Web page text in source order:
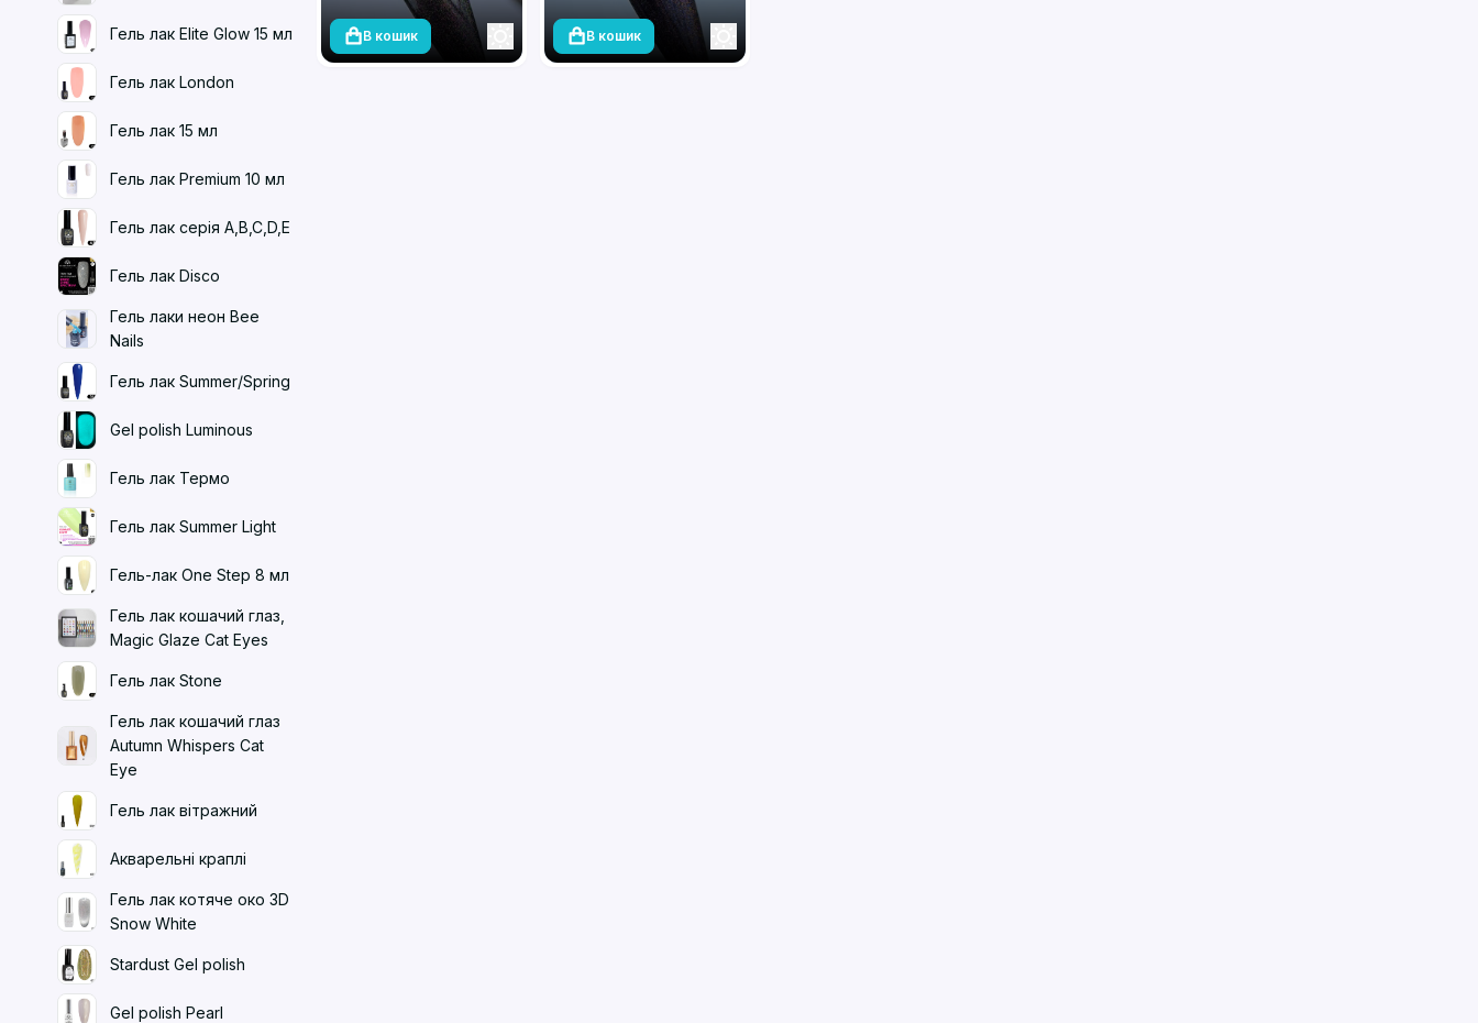
Гель лак Elite Glow 15 мл
Гель лак London
Гель лак 15 мл
Гель лак Premium 10 мл
Гель лак серія A,B,C,D,E
Гель лак Disco
Гель лаки неон Bee
Nails
Гель лак Summer/Spring
Gel polish Luminous
Гель лак Термо
Гель лак Summer Light
Гель-лак One Step 8 мл
Гель лак кошачий глаз,
Magic Glaze Cat Eyes
Гель лак Stone
Гель лак кошачий глаз
Autumn Whispers Cat
Eye
Гель лак вітражний
Акварельні краплі
Гель лак котяче око 3D
Snow White
Stardust Gel polish
Gel polish Pearl
В кошик В кошик